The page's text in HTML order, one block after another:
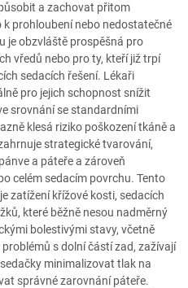
a zachovat přitom
prohloubení nebo nedostatečné
je obzvláště prospěšná pro
vředů nebo pro ty, kteří již trpí
sedacích řešení. Lékaři
pro jejich schopnost snížit
srovnání se standardními
klesá riziko poškození tkáně a
strategické tvarování,
a páteře a zároveň
celém sedacím povrchu. Tento
zatížení křížové kosti, sedacích
které běžně nesou nadměrný
bolestivými stavy, včetně
s dolní částí zad, zažívají
minimalizovat tlak na
správné zarovnání páteře.